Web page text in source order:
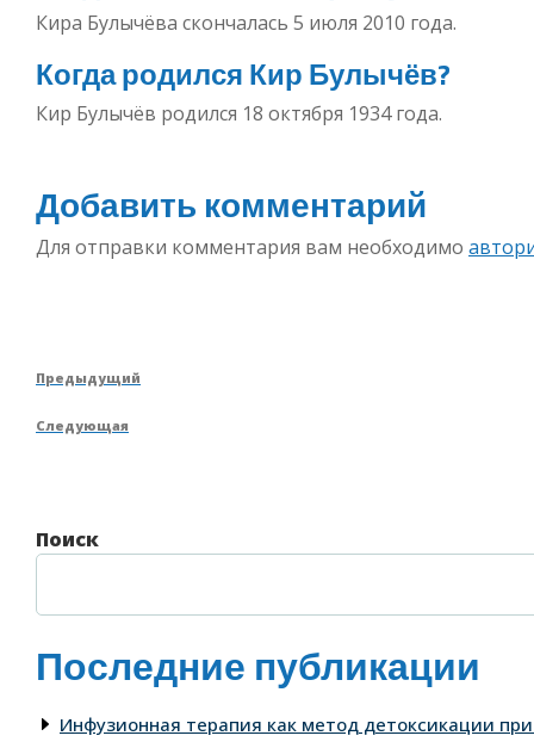
Кира Булычёва скончалась 5 июля 2010 года.
Когда родился Кир Булычёв?
Кир Булычёв родился 18 октября 1934 года.
Добавить комментарий
Для отправки комментария вам необходимо
Навигация
по
записям
Предыдущая
Предыдущий
Следующая
Следующая
Поиск
Последние публикации
Инфузионная терапия как метод детоксикации